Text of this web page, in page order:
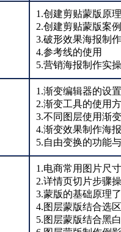
1.创建剪贴蒙版原
2.创建剪贴蒙版案
3.破形效果海报制
4.参考线的使用
5.营销海报制作实操
1.渐变编辑器的设置
2.渐变工具的使用
3.不同图层使用渐
4.渐变效果制作海
5.自由变换的功能
1.电商常用图片尺
2.详情页切片步骤
3.蒙版的基础原理
4.图层蒙版结合选
5.图层蒙版结合黑